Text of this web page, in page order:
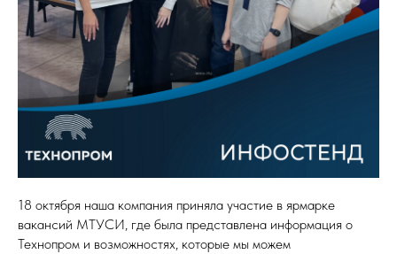
18 октября наша компания приняла участие в ярмарке
вакансий МТУСИ, где была представлена информация о
Технопром и возможностях, которые мы можем